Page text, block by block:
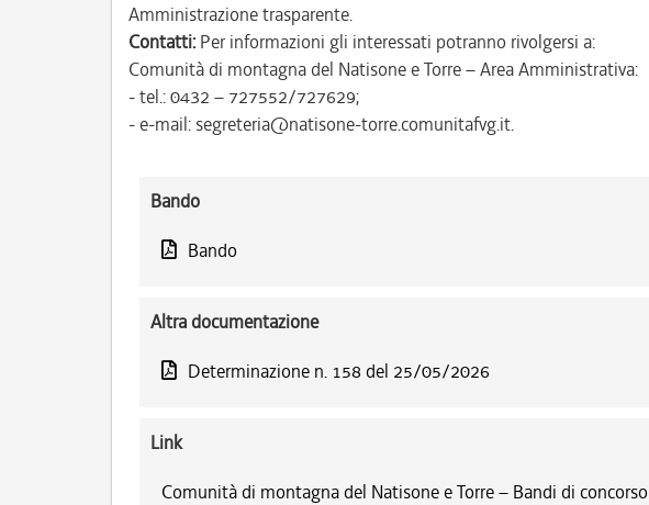
Amministrazione trasparente.
Contatti: Per informazioni gli interessati potranno rivolgersi a:
Comunità di montagna del Natisone e Torre – Area Amministrativa:
- tel.: 0432 – 727552/727629;
- e-mail: segreteria@natisone-torre.comunitafvg.it.
Bando
Bando
Altra documentazione
Determinazione n. 158 del 25/05/2026
Link
Comunità di montagna del Natisone e Torre – Bandi di concorso